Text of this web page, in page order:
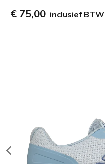
€ 75,00 inclusief BTW